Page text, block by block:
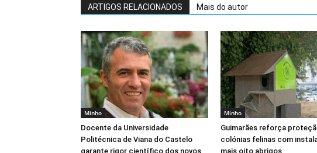
ARTIGOS RELACIONADOS Mais do autor
Minho
Docente da Universidade
Politécnica de Viana do Castelo
garante rigor científico dos novos
Minho
Guimarães reforça
colónias felinas com
mais oito abrigos